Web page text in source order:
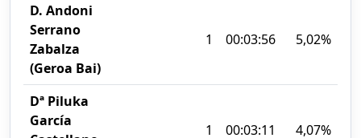
D. Andoni
Serrano
Zabalza
(Geroa Bai)
1 00:03:56 5,02%
Dª Piluka
García
1 00:03:11 4,07%